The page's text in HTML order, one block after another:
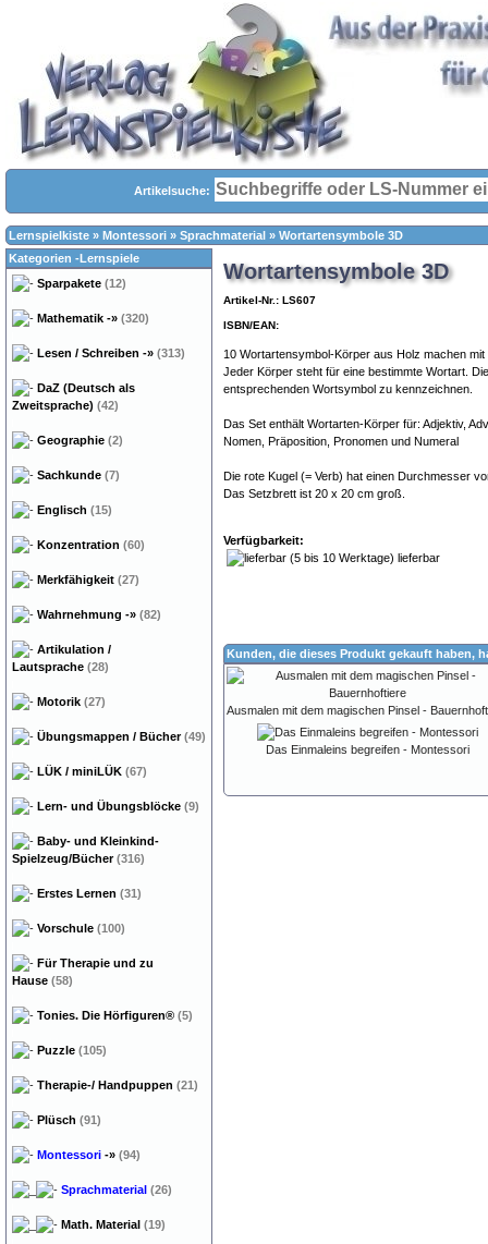
Artikelsuche:
Lernspielkiste » Montessori » Sprachmaterial » Wortartensymbole 3D
Wortartensymbole 3D
Artikel-Nr.: LS607
ISBN/EAN:
10 Wortartensymbol-Körper aus Holz machen
Jeder Körper steht für eine bestimmte Wortart.
entsprechenden Wortsymbol zu kennzeichnen.
Das Set enthält Wortarten-Körper für: Adjektiv,
Nomen, Präposition, Pronomen und Numeral
Die rote Kugel (= Verb) hat einen Durchmesser
Das Setzbrett ist 20 x 20 cm groß.
Verfügbarkeit:
lieferbar
Kunden, die dieses Produkt gekauft haben,
Ausmalen mit dem magischen Pinsel -
Das Einmaleins begreifen - Montessori
Kategorien -Lernspiele
Sparpakete (12)
Mathematik -» (320)
Lesen / Schreiben -» (313)
DaZ (Deutsch als
Zweitsprache) (42)
Geographie (2)
Sachkunde (7)
Englisch (15)
Konzentration (60)
Merkfähigkeit (27)
Wahrnehmung -» (82)
Artikulation /
Lautsprache (28)
Motorik (27)
Übungsmappen / Bücher(49)
LÜK / miniLÜK (67)
Lern- und Übungsblöcke (9)
Baby- und Kleinkind-
Spielzeug/Bücher(316)
Erstes Lernen (31)
Vorschule (100)
Für Therapie und zu
Hause (58)
Tonies. Die Hörfiguren® (5)
Puzzle (105)
Therapie-/ Handpuppen (21)
Plüsch (91)
Montessori -» (94)
Sprachmaterial (26)
Math. Material (19)